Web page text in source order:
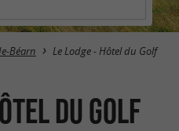
Béarn Le Lodge - Hôtel du Golf
du Golf